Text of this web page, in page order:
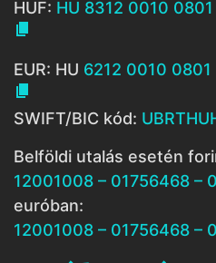
HUF: HU 8312 0010

EUR: HU 6212 0010

SWIFT/BIC kód:
Belföldi utalás esetén
12001008 – 01756468 –
euróban:
12001008 – 01756468 –